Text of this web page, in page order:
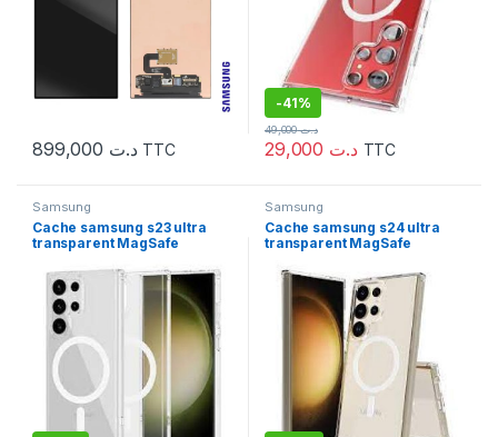
د.ت TTC
-41%
د.ت
د.ت49,000
TTC
Samsung
Cache samsung s23 ultra
transparent MagSafe
Samsung
Cache samsung s24 ultra
transparent MagSafe